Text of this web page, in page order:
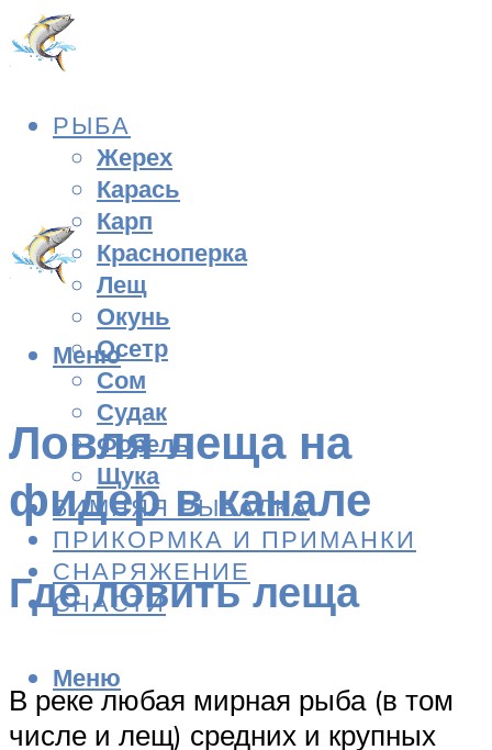
РЫБА
Жерех
Карась
Карп
Красноперка
Лещ
Окунь
Осетр
Сом
Судак
Форель
Щука
ЗИМНЯЯ РЫБАЛКА
ПРИКОРМКА И ПРИМАНКИ
СНАРЯЖЕНИЕ
СНАСТИ
Меню
Меню
Ловля леща на
фидер в канале
Где ловить леща
В реке любая мирная рыба (в том
числе и лещ) средних и крупных